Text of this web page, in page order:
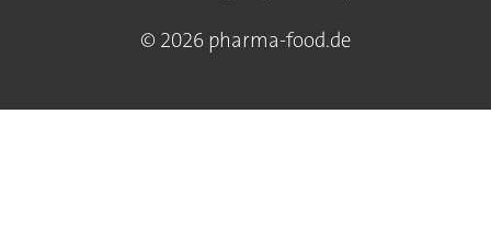
© 2026 pharma-food.de